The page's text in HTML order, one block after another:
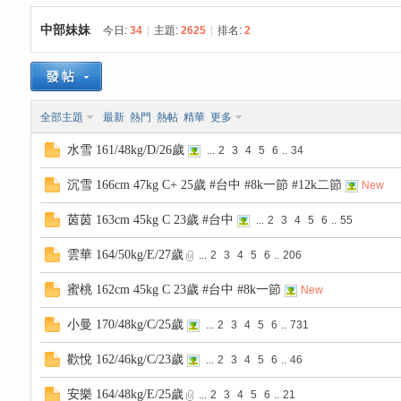
思 »
中部妹妹 今日: 34 主題: 2625 排名: 2
全部主題 最新 熱門 熱帖 精華 更多
水雪 161/48kg/D/26歲 ... 2 3 4 5 6 .. 34
沉雪 166cm 47kg C+ 25歲 #台中 #8k一節 #12k二節 New
茵茵 163cm 45kg C 23歲 #台中 ... 2 3 4 5 6 .. 55
雲華 164/50kg/E/27歲 ... 2 3 4 5 6 .. 206
蜜桃 162cm 45kg C 23歲 #台中 #8k一節 New
小曼 170/48kg/C/25歲 ... 2 3 4 5 6 .. 731
歡悅 162/46kg/C/23歲 ... 2 3 4 5 6 .. 46
安樂 164/48kg/E/25歲 ... 2 3 4 5 6 .. 21